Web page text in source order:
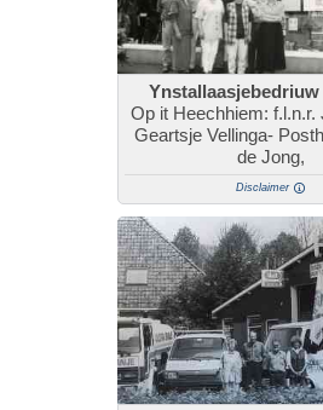
Ynstallaasjebedriuw
Op it Heechhiem: f.l.n.r.
Geartsje Vellinga-
de Jong,
Disclaimer